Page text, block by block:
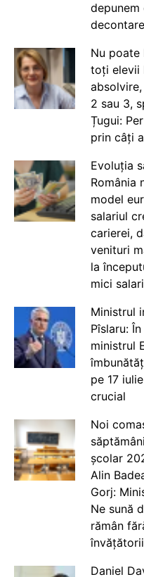
depunem
Nu poate
toți elevii
2 sau 3,
Țugui:
prin câți
Evoluția
România
model
salariul
carierei,
venituri
la
mici
Ministrul
Pîslaru:
ministrul
pe 17
crucial
Noi
școlar
Alin
Gorj:
Ne sună
rămân
Daniel